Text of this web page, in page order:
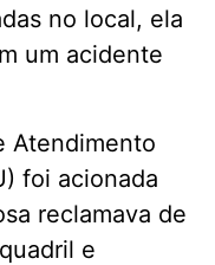
no local, ela
um acidente
Atendimento
foi acionada
reclamava de
e